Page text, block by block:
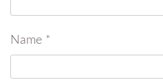
Name *